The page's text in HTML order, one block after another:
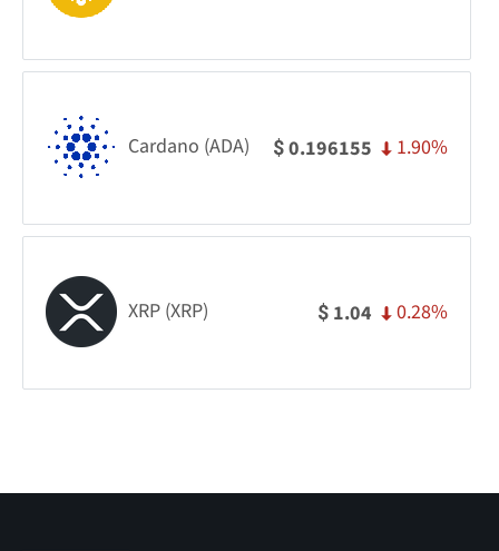
Cardano (ADA) $0.196155 1.90%
XRP (XRP) $ 1.04 0.28%